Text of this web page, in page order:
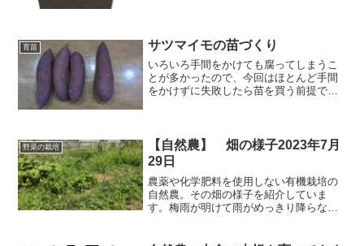
育苗 サツマイモの苗づくり
いろいろ手間をかけても腐ってしまうこ
とが多かったので、今回はほとんど手間
をかけずに失敗したら苗を買う前提で取
はありませんので、お日様に温めてもら
います。保温と言えば発泡スチロール容
器ともみ殻。これらの組み合わせです。
野菜の栽培
【自然農】 畑の様子2023年7月
29日
農薬や化学肥料を使用しない有機栽培の
自然農。その畑の様子を紹介していま
す。梅雨が明けて雨がめっきり降らなく